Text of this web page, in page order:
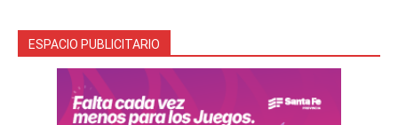
ESPACIO PUBLICITARIO